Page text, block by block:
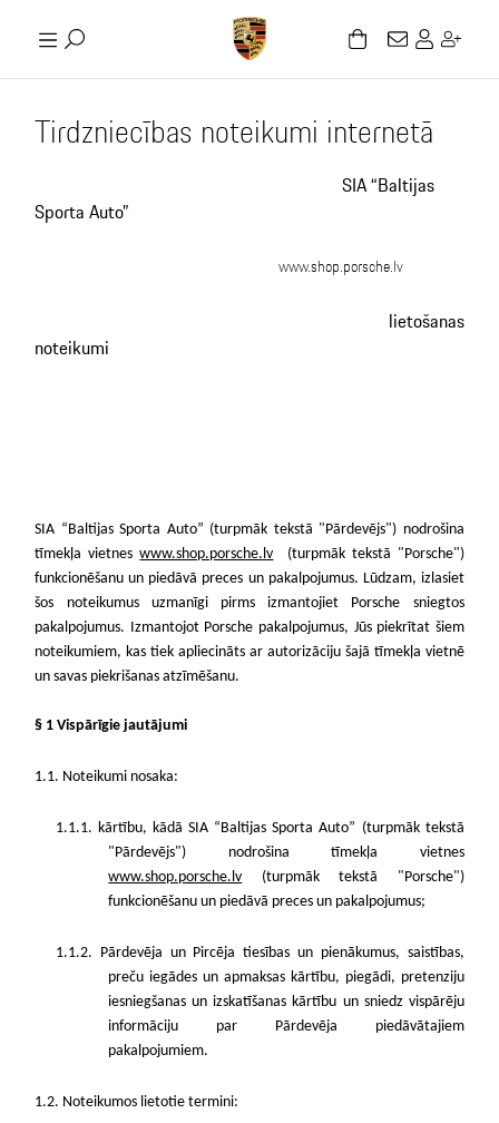
Tirdzniecības noteikumi internetā
SIA “Baltijas
Sporta Auto”
www.shop.porsche.lv
lietošanas
noteikumi
SIA “Baltijas Sporta Auto” (turpmāk tekstā "Pārdevējs") nodrošina
tīmekļa vietneswww.shop.porsche.lv (turpmāk tekstā "Porsche")
funkcionēšanu un piedāvā preces un pakalpojumus. Lūdzam, izlasiet
šos noteikumus uzmanīgi pirms izmantojiet Porsche sniegtos
pakalpojumus. Izmantojot Porsche pakalpojumus, Jūs piekrītat šiem
noteikumiem, kas tiek apliecināts ar autorizāciju šajā tīmekļa vietnē
un savas piekrišanas atzīmēšanu.
§ 1 Vispārīgie jautājumi
1.1. Noteikumi nosaka:
1.1.1. kārtību, kādā SIA “Baltijas Sporta Auto” (turpmāk tekstā
"Pārdevējs") nodrošina tīmekļa vietnes
www.shop.porsche.lv (turpmāk tekstā "Porsche")
funkcionēšanu un piedāvā preces un pakalpojumus;
1.1.2. Pārdevēja un Pircēja tiesības un pienākumus, saistības,
preču iegādes un apmaksas kārtību, piegādi, pretenziju
iesniegšanas un izskatīšanas kārtību un sniedz vispārēju
informāciju par Pārdevēja piedāvātajiem
pakalpojumiem.
1.2. Noteikumos lietotie termini: